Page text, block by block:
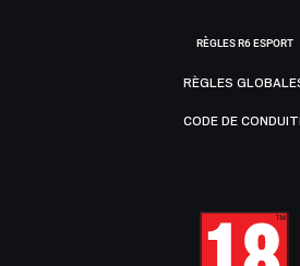
RÈGLES R6 ESPORT
RÈGLES
CODE DE